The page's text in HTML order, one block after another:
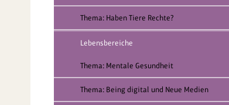
Thema: Haben Tiere Rechte?
Lebensbereiche
Thema: Mentale Gesundheit
Thema: Being digital und Neue Medien